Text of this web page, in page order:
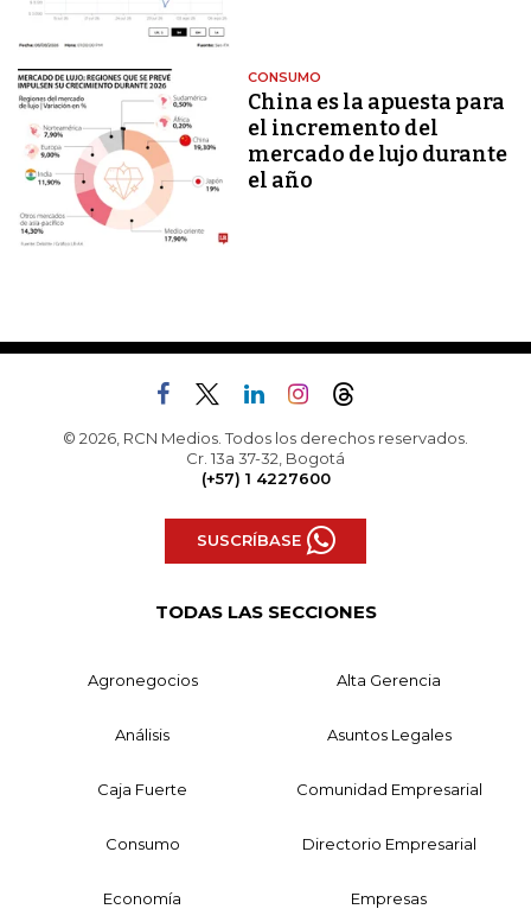
CONSUMO
China es la apuesta para
el incremento del
mercado de lujo durante
el año
© 2026, RCN Medios. Todos los derechos reservados.
Cr. 13a 37-32, Bogotá
(+57) 1 4227600
SUSCRÍBASE
TODAS LAS SECCIONES
Agronegocios Alta Gerencia
Análisis Asuntos Legales
Caja Fuerte Comunidad Empresarial
Consumo Directorio Empresarial
Economía Empresas